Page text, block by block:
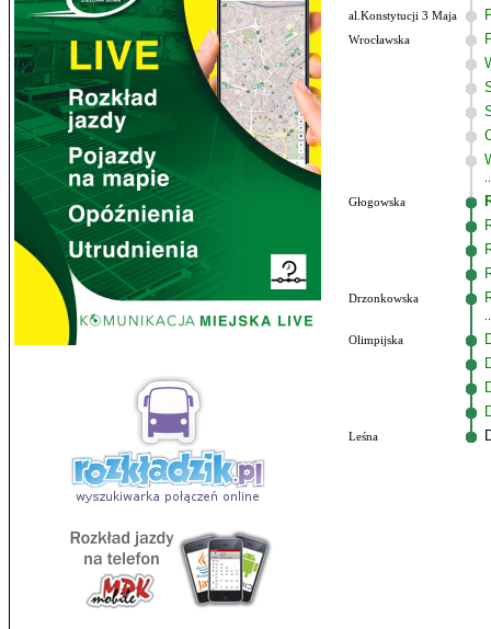
al.Konstytucji 3 Maja
Wrocławska
Głogowska
Drzonkowska
Olimpijska
Leśna